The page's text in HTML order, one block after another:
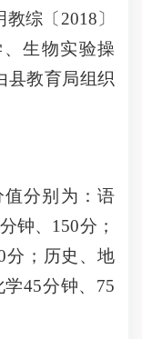
综〔2018〕
生物实验操
县教育局组织
分别为：语
钟、150分；
分；历史、地
45分钟、75